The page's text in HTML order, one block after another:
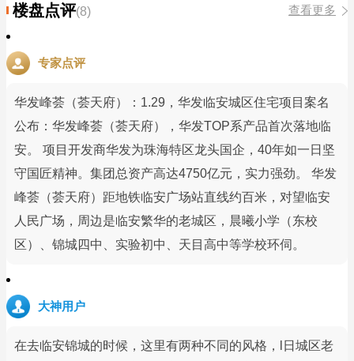
楼盘点评(8) 查看更多
专家点评
华发峰荟（荟天府）：1.29，华发临安城区住宅项目案名
公布：华发峰荟（荟天府），华发TOP系产品首次落地临
安。 项目开发商华发为珠海特区龙头国企，40年如一日坚
守国匠精神。集团总资产高达4750亿元，实力强劲。 华发
峰荟（荟天府）距地铁临安广场站直线约百米，对望临安
人民广场，周边是临安繁华的老城区，晨曦小学（东校
区）、锦城四中、实验初中、天目高中等学校环伺。
大神用户
在去临安锦城的时候，这里有两种不同的风格，l日城区老